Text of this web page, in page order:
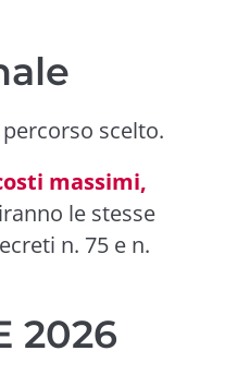
scelto.
massimi,
le stesse
n. 75 e n.
2026